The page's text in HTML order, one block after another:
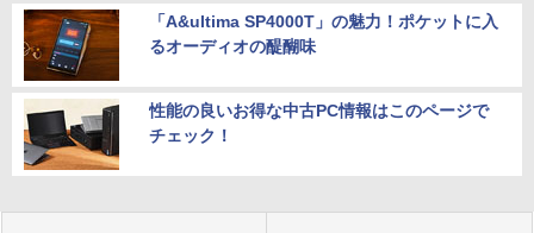
「A&ultima SP4000T」の魅力！ポケットに入
るオーディオの醍醐味
性能の良いお得な中古PC情報はこのページで
チェック！